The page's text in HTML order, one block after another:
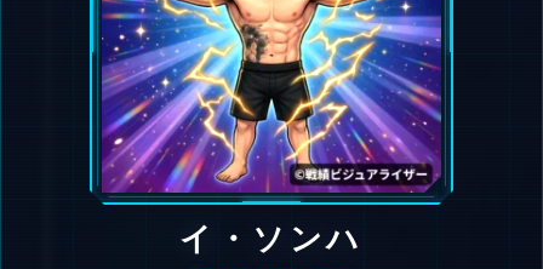
イ・ソンハ